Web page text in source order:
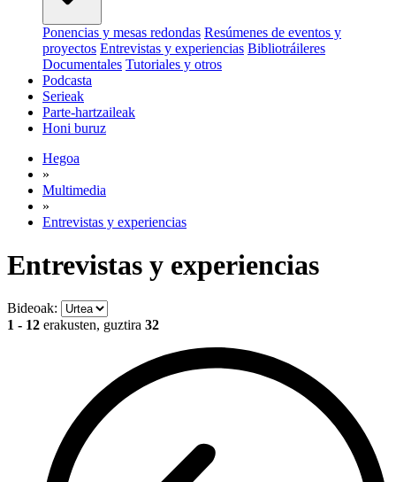
Ponencias y mesas redondas Resúmenes de eventos y
proyectos Entrevistas y experiencias Bibliotráileres
Documentales Tutoriales y otros
Podcasta
Serieak
Parte-hartzaileak
Honi buruz
Hegoa
»
Multimedia
»
Entrevistas y experiencias
Entrevistas y experiencias
Bideoak:
1 - 12 erakusten, guztira 32